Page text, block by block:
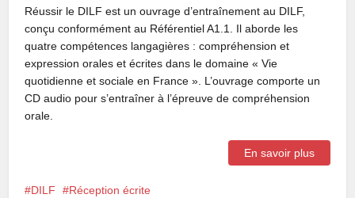
Réussir le DILF est un ouvrage d’entraînement au DILF,
conçu conformément au Référentiel A1.1. Il aborde les
quatre compétences langagières : compréhension et
expression orales et écrites dans le domaine « Vie
quotidienne et sociale en France ». L’ouvrage comporte un
CD audio pour s’entraîner à l’épreuve de compréhension
orale.
En savoir plus
DILF Réception écrite